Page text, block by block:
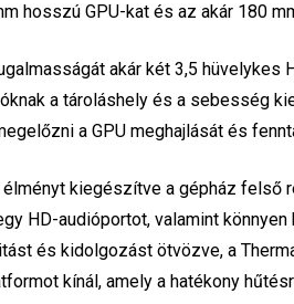
hosszú GPU-kat és az akár 180
akár két 3,5
a tároláshely és a sebesség
a GPU meghajlását és
kiegészítve a gépház felső
HD-audióportot, valamint
és kidolgozást ötvözve, a
kínál, amely a hatékony